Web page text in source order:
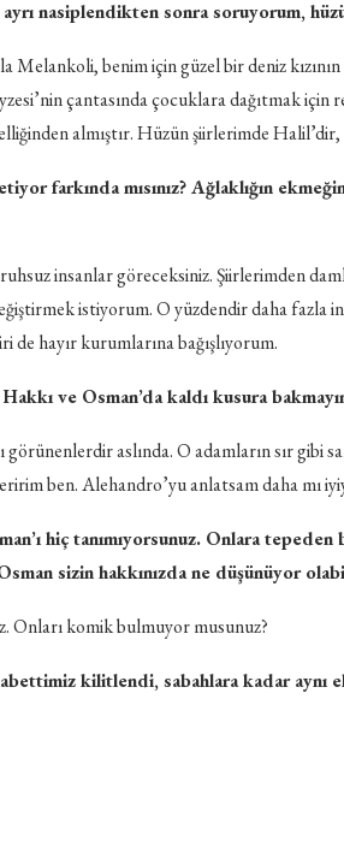
nasiplendikten sonra soruyorum,
Melankoli, benim için güzel bir deniz kızının
çantasında çocuklara dağıtmak
almıştır. Hüzün şiirlerimde
farkında mısınız? Ağlaklığın
insanlar göreceksiniz. Şiirlerimden
istiyorum. O yüzdendir daha fazla
hayır kurumlarına bağışlıyorum.
ve Osman’da kaldı kusura bakmayın,
aslında. O adamların sır gibi
ben. Alehandro’yu anlatsam daha mı
hiç tanımıyorsunuz. Onlara tepeden
sizin hakkınızda ne düşünüyor
Onları komik bulmuyor musunuz?
kilitlendi, sabahlara kadar aynı